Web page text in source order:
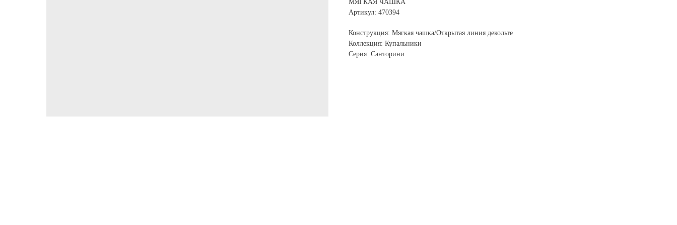
МЯГКАЯ ЧАШКА
Артикул: 470394
Конструкция: Мягкая чашка/Открытая линия декольте
Коллекция: Купальники
Серия: Санторини